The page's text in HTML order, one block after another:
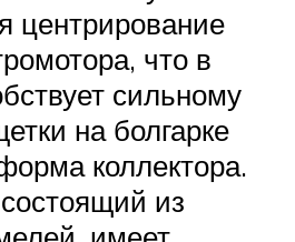
центрирование
что в
сильному
на болгарке
коллектора.
из